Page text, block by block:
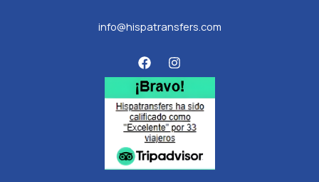
info@hispatransfers.com